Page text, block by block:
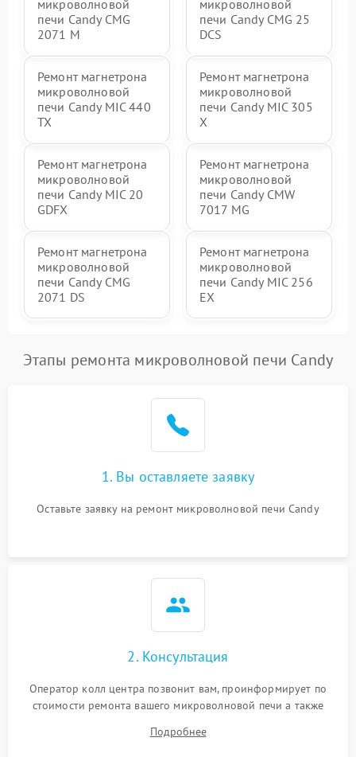
микроволновой
печи Candy CMG
2071 M
микроволновой
печи Candy CMG 25
DCS
Ремонт магнетрона
микроволновой
печи Candy MIC 440
TX
Ремонт магнетрона
микроволновой
печи Candy MIC 305
X
Ремонт магнетрона
микроволновой
печи Candy MIC 20
GDFX
Ремонт магнетрона
микроволновой
печи Candy CMW
7017 MG
Ремонт магнетрона
микроволновой
печи Candy CMG
2071 DS
Ремонт магнетрона
микроволновой
печи Candy MIC 256
EX
Этапы ремонта микроволновой печи Candy
1. Вы оставляете заявку
Оставьте заявку на ремонт микроволновой печи Candy
2. Консультация
Оператор колл центра позвонит вам, проинформирует по
стоимости ремонта вашего микроволновой печи а также
Подробнее